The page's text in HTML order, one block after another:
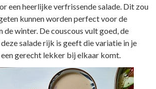
een heerlijke verfrissende salade. Dit zou
kunnen worden perfect voor de
de winter. De couscous vult goed, de
salade rijk is geeft die variatie in je
gerecht lekker bij elkaar komt.